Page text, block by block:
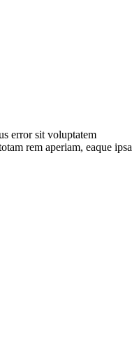
error sit voluptatem
rem aperiam, eaque ipsa